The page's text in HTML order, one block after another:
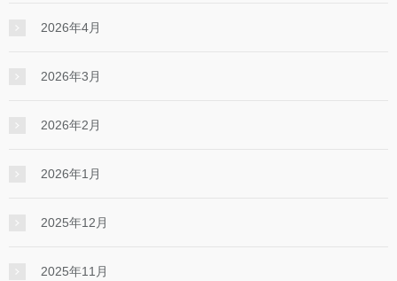
2026年4月
2026年3月
2026年2月
2026年1月
2025年12月
2025年11月